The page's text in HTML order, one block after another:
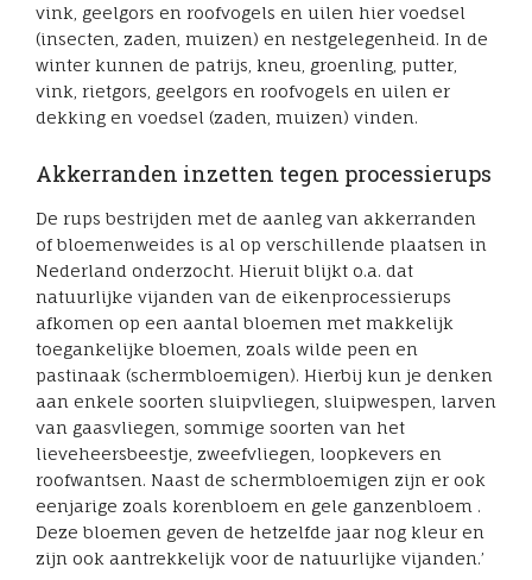
vink, geelgors en roofvogels en uilen hier voedsel
(insecten, zaden, muizen) en nestgelegenheid. In de
winter kunnen de patrijs, kneu, groenling, putter,
vink, rietgors, geelgors en roofvogels en uilen er
dekking en voedsel (zaden, muizen) vinden.
Akkerranden inzetten tegen processierups
De rups bestrijden met de aanleg van akkerranden
of bloemenweides is al op verschillende plaatsen in
Nederland onderzocht. Hieruit blijkt o.a. dat
natuurlijke vijanden van de eikenprocessierups
afkomen op een aantal bloemen met makkelijk
toegankelijke bloemen, zoals wilde peen en
pastinaak (schermbloemigen). Hierbij kun je denken
aan enkele soorten sluipvliegen, sluipwespen, larven
van gaasvliegen, sommige soorten van het
lieveheersbeestje, zweefvliegen, loopkevers en
roofwantsen. Naast de schermbloemigen zijn er ook
eenjarige zoals korenbloem en gele ganzenbloem .
Deze bloemen geven de hetzelfde jaar nog kleur en
zijn ook aantrekkelijk voor de natuurlijke vijanden.’